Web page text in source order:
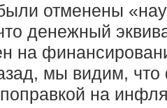
отменены
денежный
на
мы видим,
на